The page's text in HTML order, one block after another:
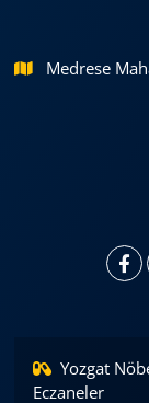
Medrese
Yozgat
Eczaneler